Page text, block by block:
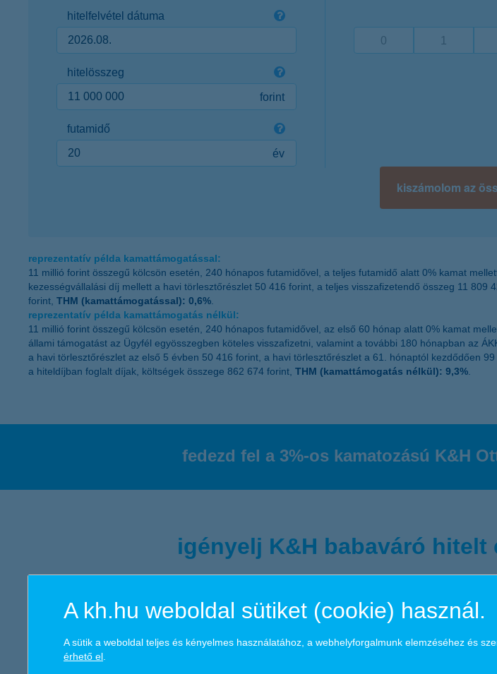
hitelfelvétel dátuma
hitelösszeg
forint
futamidő
év
0 1
kiszámolom az
reprezentatív példa kamattámogatással:
11 millió forint összegű kölcsön esetén, 240 hónapos futamidővel, a teljes futamidő alatt 0% kamat
kezességvállalási díj mellett a havi törlesztőrészlet 50 416 forint, a teljes visszafizetendő összeg 11
forint, THM (kamattámogatással): 0,6%
reprezentatív példa kamattámogatás nélkül:
11 millió forint összegű kölcsön esetén, 240 hónapos futamidővel, az első 60 hónap alatt 0% kamat
állami támogatást az Ügyfél egyösszegben köteles visszafizetni, valamint a további 180 hónapban az
a havi törlesztőrészlet az első 5 évben 50 416 forint, a havi törlesztőrészlet a 61. hónaptól kezdődően
a hiteldíjban foglalt díjak, költségek összege 862 674 forint, THM (kamattámogatás nélkül): 9,3%
fedezd fel a 3%-os kamatozású K&H
igényelj K&H babaváró
A kh.hu weboldal sütiket (cookie) használ.
A sütik a weboldal teljes és kényelmes használatához, a webhelyforgalmunk elemzéséhez és
érhető el